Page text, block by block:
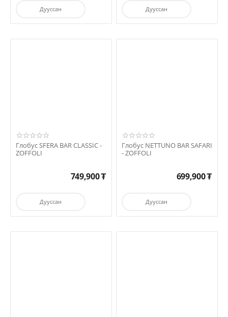
Дууссан Дууссан
Глобус SFERA BAR CLASSIC -
ZOFFOLI
749,900₮
Дууссан
Глобус NETTUNO BAR SAFARI
- ZOFFOLI
699,900₮
Дууссан